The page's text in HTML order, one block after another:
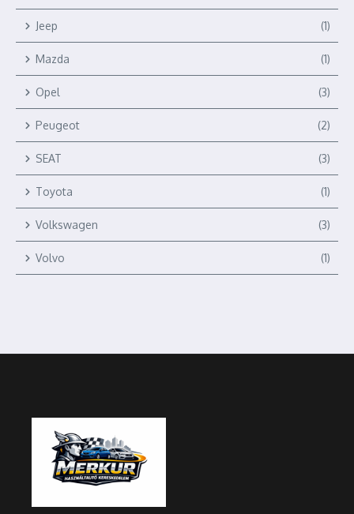
Jeep (1)
Mazda (1)
Opel (3)
Peugeot (2)
SEAT (3)
Toyota (1)
Volkswagen (3)
Volvo (1)